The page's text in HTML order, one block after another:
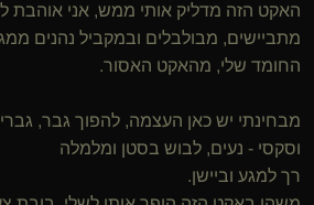
האקט הזה מדליק אותי ממש, אני אוהבת
מתביישים, מבולבלים ובמקביל נהנים
החומד שלי, מהאקט האסור.
מבחינתי יש כאן העצמה, להפוך גבר,
וסקסי - נעים, לבוש בסטן ומלמלה
רך למגע וביישן.